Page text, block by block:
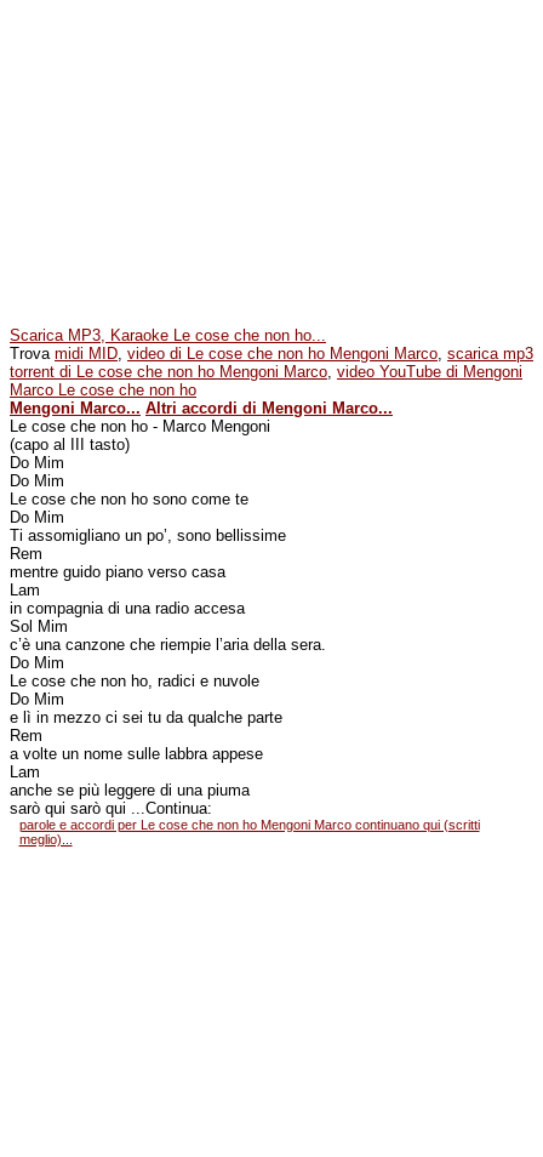
Scarica MP3, Karaoke Le cose che non ho...
Trova midi MID, video di Le cose che non ho Mengoni Marco, scarica mp3
torrent di Le cose che non ho Mengoni Marco, video YouTube di Mengoni
Marco Le cose che non ho
Mengoni Marco... Altri accordi di Mengoni Marco...
Le cose che non ho - Marco Mengoni
(capo al III tasto)
Do Mim
Do Mim
Le cose che non ho sono come te
Do Mim
Ti assomigliano un po’, sono bellissime
Rem
mentre guido piano verso casa
Lam
in compagnia di una radio accesa
Sol Mim
c’è una canzone che riempie l’aria della sera.
Do Mim
Le cose che non ho, radici e nuvole
Do Mim
e lì in mezzo ci sei tu da qualche parte
Rem
a volte un nome sulle labbra appese
Lam
anche se più leggere di una piuma
sarò qui sarò qui ...Continua:
parole e accordi per Le cose che non ho Mengoni Marco continuano qui (scritti
meglio)...